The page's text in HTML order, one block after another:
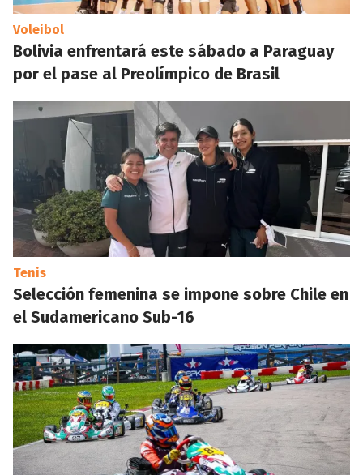
Voleibol
Bolivia enfrentará este sábado a Paraguay
por el pase al Preolímpico de Brasil
Tenis
Selección femenina se impone sobre Chile en
el Sudamericano Sub-16